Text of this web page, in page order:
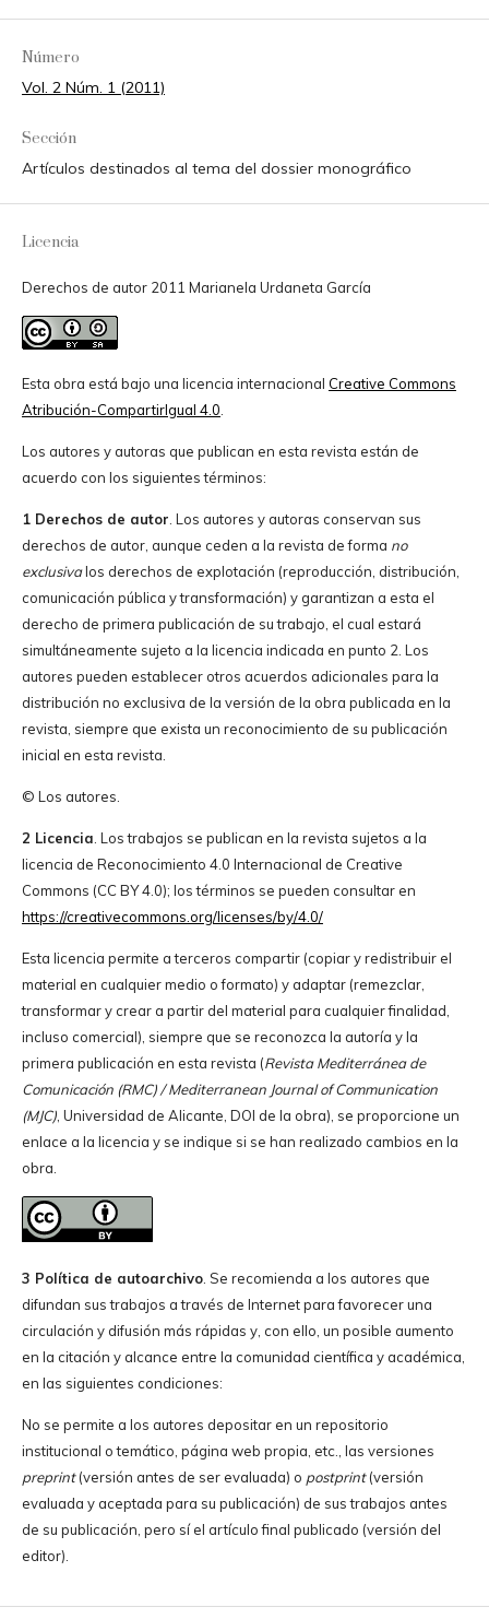
Número
Vol. 2 Núm. 1 (2011)
Sección
Artículos destinados al tema del dossier monográfico
Licencia
Derechos de autor 2011 Marianela Urdaneta García
Esta obra está bajo una licencia internacional Creative Commons
Atribución-CompartirIgual 4.0
Los autores y autoras que publican en esta revista están de
acuerdo con los siguientes términos:
1 Derechos de autor . Los autores y autoras conservan sus
derechos de autor, aunque ceden a la revista de forma no
exclusivalos derechos de explotación (reproducción, distribución,
comunicación pública y transformación) y garantizan a esta el
derecho de primera publicación de su trabajo, el cual estará
simultáneamente sujeto a la licencia indicada en punto 2. Los
autores pueden establecer otros acuerdos adicionales para la
distribución no exclusiva de la versión de la obra publicada en la
revista, siempre que exista un reconocimiento de su publicación
inicial en esta revista.
© Los autores.
2 Licencia . Los trabajos se publican en la revista sujetos a la
licencia de Reconocimiento 4.0 Internacional de Creative
Commons (CC BY 4.0); los términos se pueden consultar en
https://creativecommons.org/licenses/by/4.0/
Esta licencia permite a terceros compartir (copiar y redistribuir el
material en cualquier medio o formato) y adaptar (remezclar,
transformar y crear a partir del material para cualquier finalidad,
incluso comercial), siempre que se reconozca la autoría y la
primera publicación en esta revista (Revista Mediterránea de
Comunicación (RMC) / Mediterranean Journal of Communication
(MJC), Universidad de Alicante, DOI de la obra), se proporcione un
enlace a la licencia y se indique si se han realizado cambios en la
obra.
3 Política de autoarchivo. Se recomienda a los autores que
difundan sus trabajos a través de Internet para favorecer una
circulación y difusión más rápidas y, con ello, un posible aumento
en la citación y alcance entre la comunidad científica y académica,
en las siguientes condiciones:
No se permite a los autores depositar en un repositorio
institucional o temático, página web propia, etc., las versiones
preprint(versión antes de ser evaluada) o postprint(versión
evaluada y aceptada para su publicación) de sus trabajos antes
de su publicación, pero sí el artículo final publicado (versión del
editor).